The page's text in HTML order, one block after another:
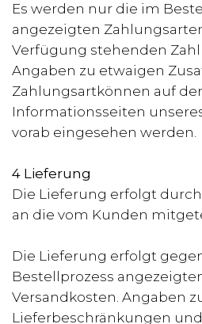
Es werden nur die im
angezeigten
Verfügung stehenden
Angaben zu etwaigen
Zahlungsartkönnen auf
Informationsseiten
vorab eingesehen werden.
4 Lieferung
Die Lieferung erfolgt
an die vom Kunden
Die Lieferung erfolgt
Bestellprozess
Versandkosten. Angaben
Lieferbeschränkungen